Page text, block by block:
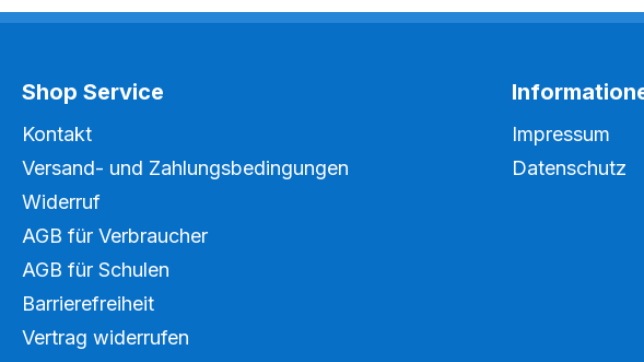
Shop Service
Kontakt
Versand- und Zahlungsbedingungen
Widerruf
AGB für Verbraucher
AGB für Schulen
Barrierefreiheit
Vertrag widerrufen
Impressum
Datenschutz